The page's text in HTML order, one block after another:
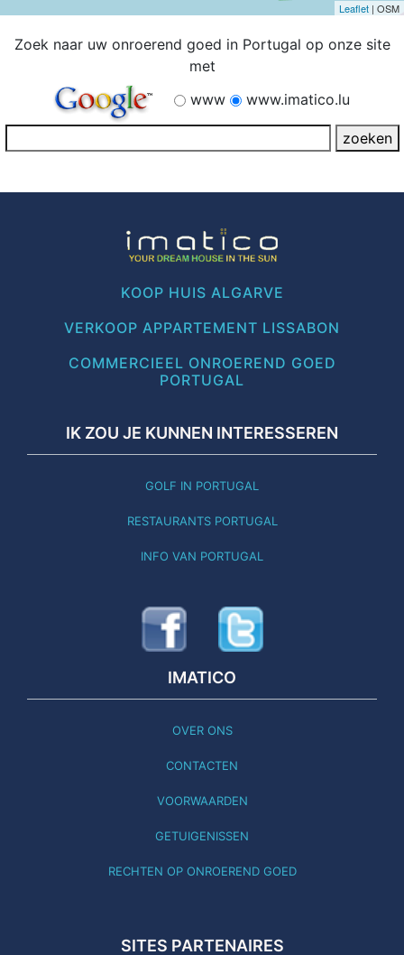
Leaflet | OSM
Zoek naar uw onroerend goed in Portugal op onze site
met
www
www.imatico.lu
KOOP HUIS ALGARVE
VERKOOP APPARTEMENT LISSABON
COMMERCIEEL ONROEREND GOED
PORTUGAL
IK ZOU JE KUNNEN INTERESSEREN
GOLF IN PORTUGAL
RESTAURANTS PORTUGAL
INFO VAN PORTUGAL
IMATICO
OVER ONS
CONTACTEN
VOORWAARDEN
GETUIGENISSEN
RECHTEN OP ONROEREND GOED
SITES PARTENAIRES